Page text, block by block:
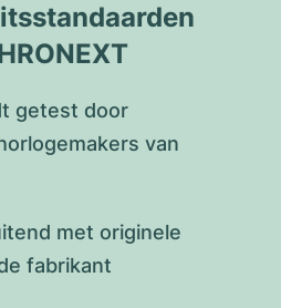
getest door
van
met originele
fabrikant